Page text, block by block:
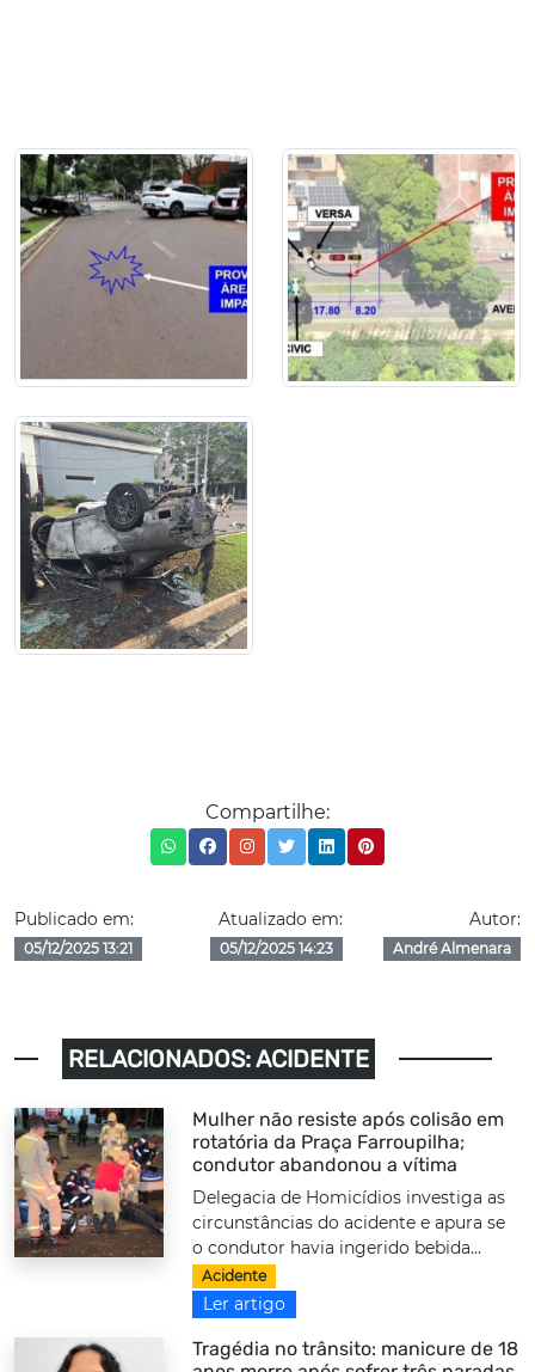
Compartilhe:
Publicado em:
05/12/2025 13:21
Atualizado em:
05/12/2025 14:23
Autor:
André Almenara
RELACIONADOS: ACIDENTE
Mulher não resiste após colisão em
rotatória da Praça Farroupilha;
condutor abandonou a vítima
Delegacia de Homicídios investiga as
circunstâncias do acidente e apura se
o condutor havia ingerido bebida...
Acidente
Ler artigo
Tragédia no trânsito: manicure de 18